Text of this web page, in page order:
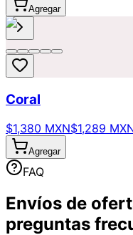
Agregar
Coral
$1,380 MXN$1,289
Agregar
FAQ
Envíos de
preguntas